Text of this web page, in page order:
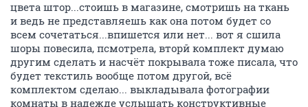
цвета штор...стоишь в магазине, смотришь на ткань
и ведь не представляешь как она потом будет со
всем сочетаться...впишется или нет... вот я сшила
шоры повесила, псмотрела, вторй комплект думаю
другим сделать и насчёт покрывала тоже писала, что
будет текстиль вообще потом другой, всё
комплектом сделаю... выкладывала фотографии
комнаты в надежде услышать конструктивные